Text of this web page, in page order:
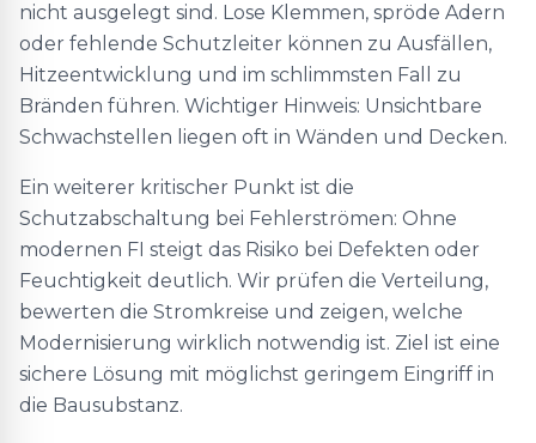
nicht ausgelegt sind. Lose Klemmen, spröde Adern
oder fehlende Schutzleiter können zu Ausfällen,
Hitzeentwicklung und im schlimmsten Fall zu
Bränden führen. Wichtiger Hinweis: Unsichtbare
Schwachstellen liegen oft in Wänden und Decken.
Ein weiterer kritischer Punkt ist die
Schutzabschaltung bei Fehlerströmen: Ohne
modernen FI steigt das Risiko bei Defekten oder
Feuchtigkeit deutlich. Wir prüfen die Verteilung,
bewerten die Stromkreise und zeigen, welche
Modernisierung wirklich notwendig ist. Ziel ist eine
sichere Lösung mit möglichst geringem Eingriff in
die Bausubstanz.